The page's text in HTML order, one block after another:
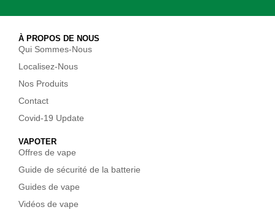
À PROPOS DE NOUS
Qui Sommes-Nous
Localisez-Nous
Nos Produits
Contact
Covid-19 Update
VAPOTER
Offres de vape
Guide de sécurité de la batterie
Guides de vape
Vidéos de vape